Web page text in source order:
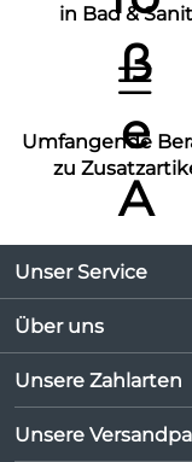
in Bad &
Umfangende
zu
Unser Service
Kontakt
Newsletter
Über uns
Unsere Bestseller
Marken
Neu
Unsere Zahlarten
Unsere